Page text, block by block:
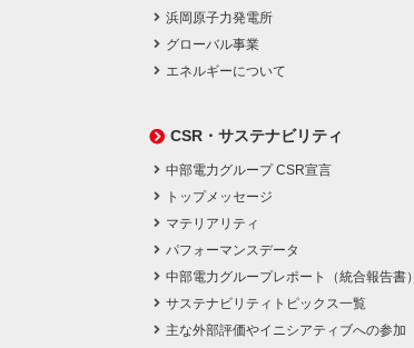
浜岡原子力発電所
グローバル事業
エネルギーについて
CSR・サステナビリティ
中部電力グループ CSR宣言
トップメッセージ
マテリアリティ
パフォーマンスデータ
中部電力グループレポート（統合報告書）
サステナビリティトピックス一覧
主な外部評価やイニシアティブへの参加